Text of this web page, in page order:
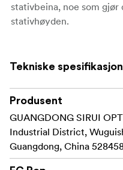
stativbeina, noe som gjør
stativhøyden.
underlaget - uten at du
opp og ned raskt og
som egner seg godt til
Ergonomisk flip-lock-
selv med hansker.
Tekniske
Produsent
GUANGDONG SIRUI
Industrial District,
Guangdong, China